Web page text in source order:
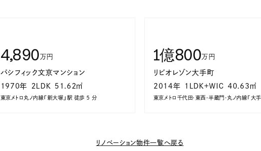
4,890 万円
パシフィック文京マンション
1970年
2LDK 51.62㎡
東京メトロ丸ノ内線「新大塚」駅 徒歩 5 分
1億800 万円
リビオレゾン大手町
2014年
1LDK+WIC 40.63㎡
リノベーション物件一覧へ戻る